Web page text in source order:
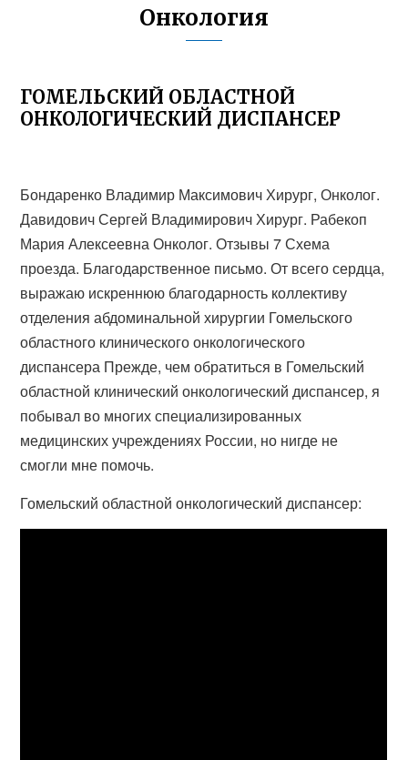
Онкология
ГОМЕЛЬСКИЙ ОБЛАСТНОЙ
ОНКОЛОГИЧЕСКИЙ ДИСПАНСЕР
Бондаренко Владимир Максимович Хирург, Онколог.
Давидович Сергей Владимирович Хирург. Рабекоп
Мария Алексеевна Онколог. Отзывы 7 Схема
проезда. Благодарственное письмо. От всего сердца,
выражаю искреннюю благодарность коллективу
отделения абдоминальной хирургии Гомельского
областного клинического онкологического
диспансера Прежде, чем обратиться в Гомельский
областной клинический онкологический диспансер, я
побывал во многих специализированных
медицинских учреждениях России, но нигде не
смогли мне помочь.
Гомельский областной онкологический диспансер: